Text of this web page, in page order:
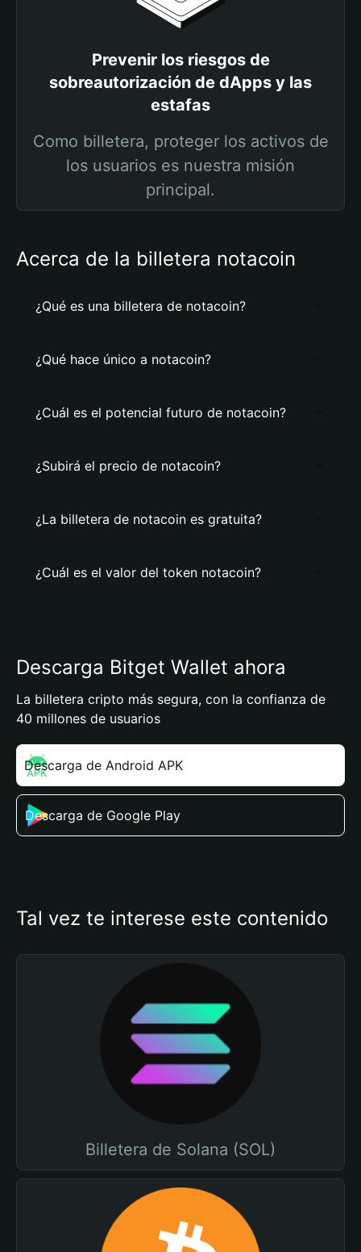
Prevenir los riesgos de
sobreautorización de dApps y las
estafas
Como billetera, proteger los activos de
los usuarios es nuestra misión
principal.
Acerca de la billetera notacoin
¿Qué es una billetera de notacoin?
¿Qué hace único a notacoin?
¿Cuál es el potencial futuro de notacoin?
¿Subirá el precio de notacoin?
¿La billetera de notacoin es gratuita?
¿Cuál es el valor del token notacoin?
Descarga Bitget Wallet ahora
La billetera cripto más segura, con la confianza de
40 millones de usuarios
Descarga de Android APK
Descarga de Google Play
Tal vez te interese este contenido
Billetera de Solana (SOL)